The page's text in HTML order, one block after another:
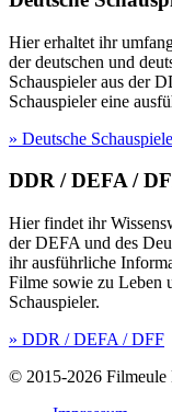
Hier erhaltet ihr
der deutschen und
Schauspieler aus der
Schauspieler eine
» Deutsche
DDR / DEFA /
Hier findet ihr
der DEFA und des
ihr ausführliche
Filme sowie zu Leben
Schauspieler.
» DDR / DEFA / DFF
© 2015-2026 Filmeule